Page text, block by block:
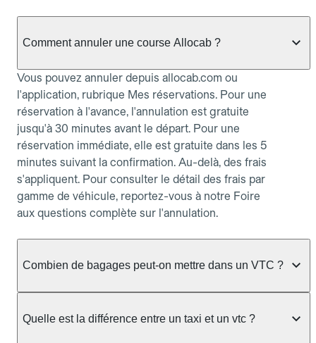
Comment annuler une course Allocab ?
Vous pouvez annuler depuis allocab.com ou
l'application, rubrique Mes réservations. Pour une
réservation à l'avance, l'annulation est gratuite
jusqu'à 30 minutes avant le départ. Pour une
réservation immédiate, elle est gratuite dans les 5
minutes suivant la confirmation. Au-delà, des frais
s'appliquent. Pour consulter le détail des frais par
gamme de véhicule, reportez-vous à notre Foire
aux questions complète sur l'annulation.
Combien de bagages peut-on mettre dans un VTC ?
réservée :
Quelle est la différence entre un taxi et un vtc ?